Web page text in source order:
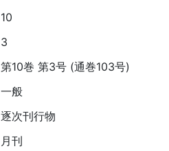
10
3
第10巻 第3号 (通巻103号)
一般
逐次刊行物
月刊